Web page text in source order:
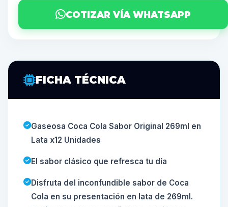
COTIZAR VÍA WHATSAPP
FICHA TÉCNICA
Gaseosa Coca Cola Sabor Original 269ml en
Lata x12 Unidades
El sabor clásico que refresca tu día
Disfruta del inconfundible sabor de Coca
Cola en su presentación en lata de 269ml.